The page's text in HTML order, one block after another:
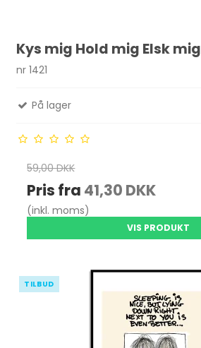
Kys mig Hold mig Elsk mig
nr 1421
På lager
59,00 DKK
Pris fra 41,30 DKK
(inkl. moms)
VIS PRODUKT
TILBUD